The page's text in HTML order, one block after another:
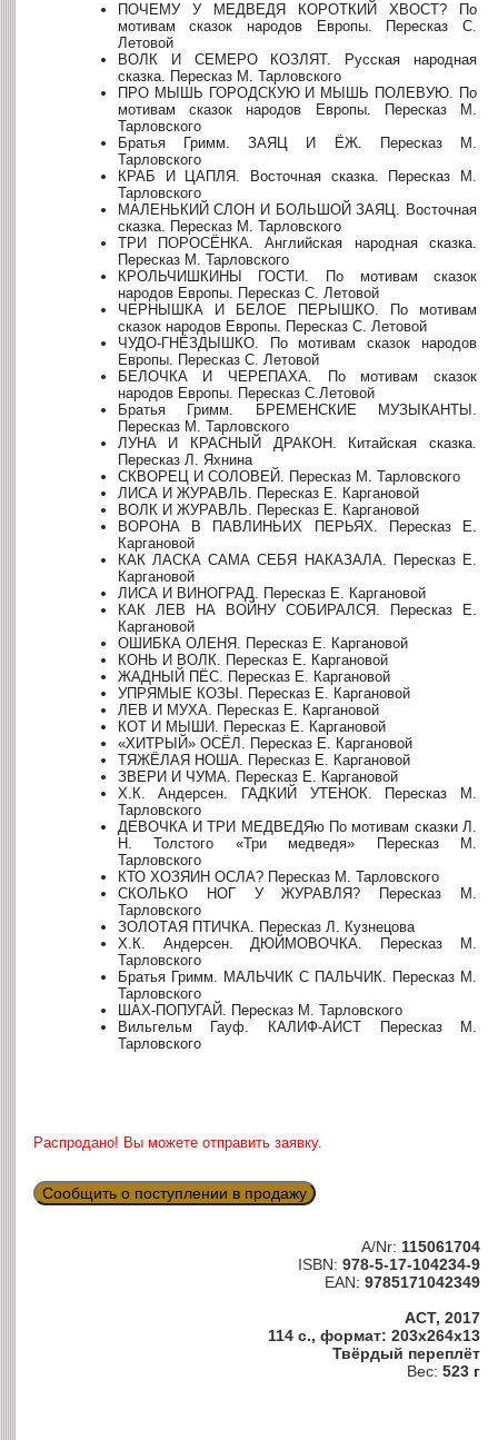
ПОЧЕМУ У МЕДВЕДЯ КОРОТКИЙ ХВОСТ? По
мотивам сказок народов Европы. Пересказ С.
Летовой
ВОЛК И СЕМЕРО КОЗЛЯТ. Русская народная
сказка. Пересказ М. Тарловского
ПРО МЫШЬ ГОРОДСКУЮ И МЫШЬ ПОЛЕВУЮ. По
мотивам сказок народов Европы. Пересказ М.
Тарловского
Братья Гримм. ЗАЯЦ И ЁЖ. Пересказ М.
Тарловского
КРАБ И ЦАПЛЯ. Восточная сказка. Пересказ М.
Тарловского
МАЛЕНЬКИЙ СЛОН И БОЛЬШОЙ ЗАЯЦ. Восточная
сказка. Пересказ М. Тарловского
ТРИ ПОРОСЁНКА. Английская народная сказка.
Пересказ М. Тарловского
КРОЛЬЧИШКИНЫ ГОСТИ. По мотивам сказок
народов Европы. Пересказ С. Летовой
ЧЕРНЫШКА И БЕЛОЕ ПЕРЫШКО. По мотивам
сказок народов Европы. Пересказ С. Летовой
ЧУДО-ГНЁЗДЫШКО. По мотивам сказок народов
Европы. Пересказ С. Летовой
БЕЛОЧКА И ЧЕРЕПАХА. По мотивам сказок
народов Европы. Пересказ С.Летовой
Братья Гримм. БРЕМЕНСКИЕ МУЗЫКАНТЫ.
Пересказ М. Тарловского
ЛУНА И КРАСНЫЙ ДРАКОН. Китайская сказка.
Пересказ Л. Яхнина
СКВОРЕЦ И СОЛОВЕЙ. Пересказ М. Тарловского
ЛИСА И ЖУРАВЛЬ. Пересказ Е. Каргановой
ВОЛК И ЖУРАВЛЬ. Пересказ Е. Каргановой
ВОРОНА В ПАВЛИНЬИХ ПЕРЬЯХ. Пересказ Е.
Каргановой
КАК ЛАСКА САМА СЕБЯ НАКАЗАЛА. Пересказ Е.
Каргановой
ЛИСА И ВИНОГРАД. Пересказ Е. Каргановой
КАК ЛЕВ НА ВОЙНУ СОБИРАЛСЯ. Пересказ Е.
Каргановой
ОШИБКА ОЛЕНЯ. Пересказ Е. Каргановой
КОНЬ И ВОЛК. Пересказ Е. Каргановой
ЖАДНЫЙ ПЁС. Пересказ Е. Каргановой
УПРЯМЫЕ КОЗЫ. Пересказ Е. Каргановой
ЛЕВ И МУХА. Пересказ Е. Каргановой
КОТ И МЫШИ. Пересказ Е. Каргановой
«ХИТРЫЙ» ОСЁЛ. Пересказ Е. Каргановой
ТЯЖЁЛАЯ НОША. Пересказ Е. Каргановой
ЗВЕРИ И ЧУМА. Пересказ Е. Каргановой
Х.К. Андерсен. ГАДКИЙ УТЕНОК. Пересказ М.
Тарловского
ДЕВОЧКА И ТРИ МЕДВЕДЯю По мотивам сказки Л.
Н. Толстого «Три медведя» Пересказ М.
Тарловского
КТО ХОЗЯИН ОСЛА? Пересказ М. Тарловского
СКОЛЬКО НОГ У ЖУРАВЛЯ? Пересказ М.
Тарловского
ЗОЛОТАЯ ПТИЧКА. Пересказ Л. Кузнецова
Х.К. Андерсен. ДЮЙМОВОЧКА. Пересказ М.
Тарловского
Братья Гримм. МАЛЬЧИК С ПАЛЬЧИК. Пересказ М.
Тарловского
ШАХ-ПОПУГАЙ. Пересказ М. Тарловского
Вильгельм Гауф. КАЛИФ-АИСТ Пересказ М.
Тарловского
Распродано! Вы можете отправить заявку.
Сообщить о поступлении в продажу
A/Nr: 115061704
ISBN: 978-5-17-104234-9
EAN: 9785171042349
АСТ, 2017
114 с., формат: 203x264x13
Твёрдый переплёт
Вес: 523 г